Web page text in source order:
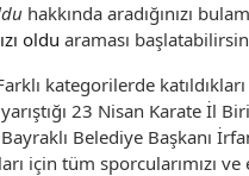
hakkında aradığınızı
oldu araması
kategorilerde
23 Nisan Karate İl
Belediye Başkanı
için tüm sporcularımızı